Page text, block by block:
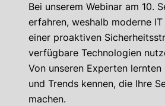
Bei unserem Webinar am 10.
erfahren, weshalb moderne
einer proaktiven
verfügbare Technologien
Von unseren Experten
und Trends kennen, die Ihre
machen.